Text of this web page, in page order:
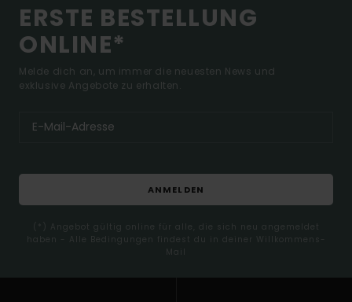
ERSTE BESTELLUNG
ONLINE*
Melde dich an, um immer die neuesten News und
exklusive Angebote zu erhalten.
ANMELDEN
(*) Angebot gültig online für alle, die sich neu angemeldet
haben - Alle Bedingungen findest du in deiner Willkommens-
Mail